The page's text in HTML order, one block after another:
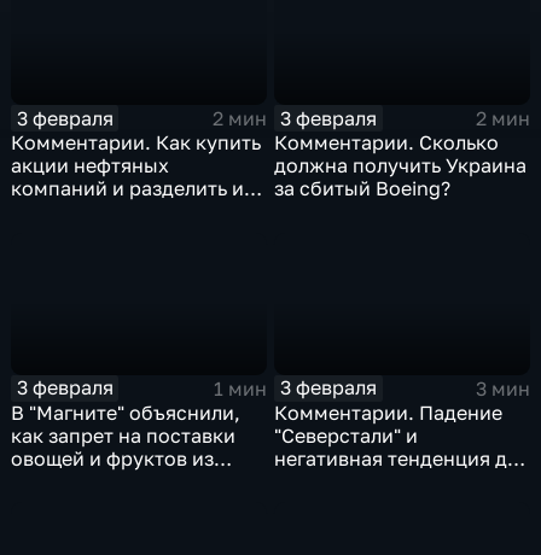
3 февраля
2 мин
Комментарии. Как купить
акции нефтяных
компаний и разделить их
3 февраля
2 мин
Комментарии. Сколько
должна получить Украина
за сбитый Boeing?
3 февраля
1 мин
В "Магните" объяснили,
как запрет на поставки
овощей и фруктов из
3 февраля
3 мин
Комментарии. Падение
"Северстали" и
негативная тенденция для